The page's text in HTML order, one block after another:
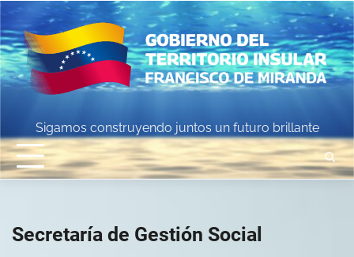
Skip
to
content
Sigamos construyendo juntos un futuro brillante
Secretaría de Gestión Social